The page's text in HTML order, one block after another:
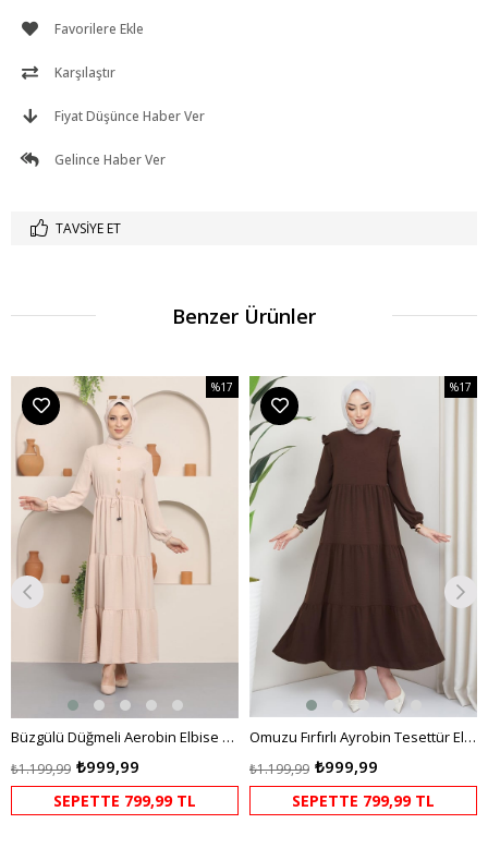
Favorilere Ekle
Karşılaştır
Fiyat Düşünce Haber Ver
Gelince Haber Ver
TAVSIYE ET
Benzer Ürünler
Büzgülü Düğmeli Aerobin Elbise Krem
₺999,99
₺1.199,99
%17
%17İndirim
SEPETTE 799,99 TL
Omuzu Fırfırlı Ayrobin Tesettür Elbise Kahverengi HM2062
₺999,99
₺1.199,99
%17
SEPETTE 799,99 TL